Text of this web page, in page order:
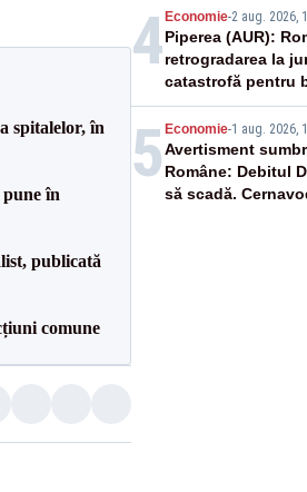
spitalelor, în
în
publicată
comune
4 Economie-2 aug. 2026,
Piperea (AUR):
retrogradarea la
catastrofă pentru
pensii
5 Economie-1 aug. 2026,
Avertisment
Române: Debitul
să scadă.